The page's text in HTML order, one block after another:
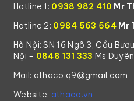
Hotline 1: 0938 982 410 Mr
Hotline 2: 0984 563 564Mr
Hà Nội: SN 16 Ngõ 3, Cầu
Nội – 0848 131 333 Ms Duyên
Mail: athaco.q9@gmail.com
Website: athaco.vn